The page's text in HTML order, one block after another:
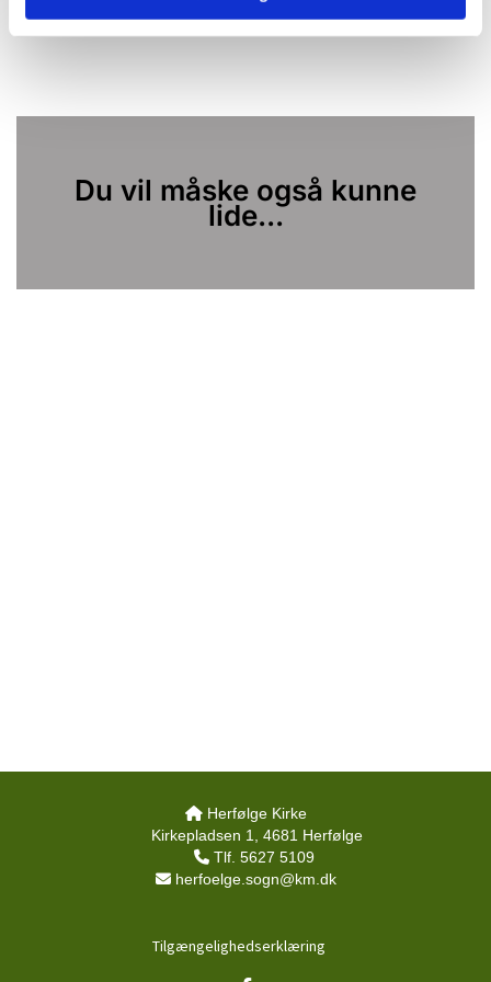
Du vil måske også kunne
lide...
Herfølge Kirke
Kirkepladsen 1, 4681 Herfølge
 Tlf. 5627 5109
herfoelge.sogn@km.dk
Tilgængelighedserklæring